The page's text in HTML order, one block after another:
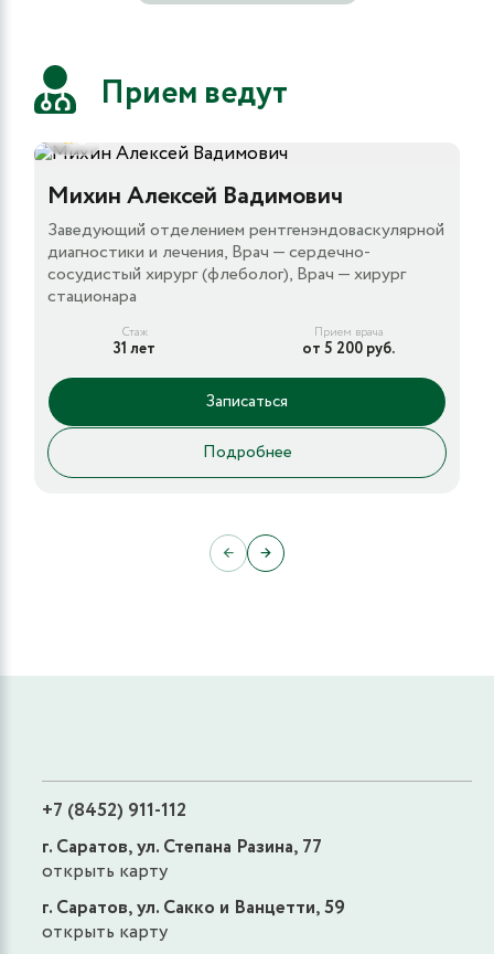
Прием ведут
5
Михин Алексей Вадимович
Заведующий отделением рентгенэндоваскулярной
диагностики и лечения, Врач — сердечно-
сосудистый хирург (флеболог), Врач — хирург
стационара
Стаж
31 лет
Прием врача
от 5 200 руб.
Записаться
Подробнее
← →
+7 (8452) 911-112
г. Саратов, ул. Степана Разина, 77
открыть карту
г. Саратов, ул. Сакко и Ванцетти, 59
открыть карту